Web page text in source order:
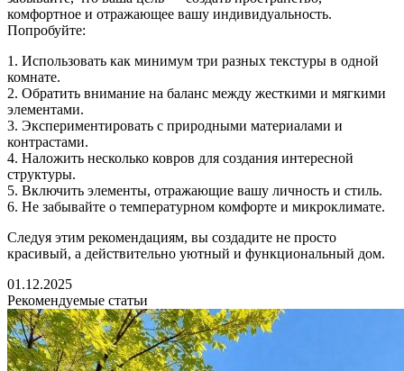
комфортное и отражающее вашу индивидуальность.
Попробуйте:
1. Использовать как минимум три разных текстуры в одной
комнате.
2. Обратить внимание на баланс между жесткими и мягкими
элементами.
3. Экспериментировать с природными материалами и
контрастами.
4. Наложить несколько ковров для создания интересной
структуры.
5. Включить элементы, отражающие вашу личность и стиль.
6. Не забывайте о температурном комфорте и микроклимате.
Следуя этим рекомендациям, вы создадите не просто
красивый, а действительно уютный и функциональный дом.
01.12.2025
Рекомендуемые статьи